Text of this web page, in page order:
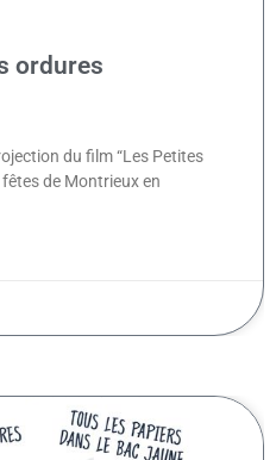
ordures
du film “Les Petites
de Montrieux en